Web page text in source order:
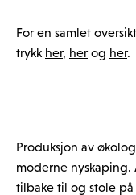
For en samlet
trykk her, her og her.
Produksjon av
moderne nyskaping.
tilbake til og stole